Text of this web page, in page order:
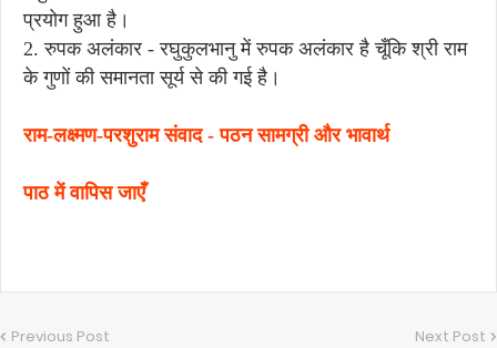
प्रयोग हुआ है।
2. रुपक अलंकार - रघुकुलभानु में रुपक अलंकार है चूँकि श्री राम
के गुणों की समानता सूर्य से की गई है।
राम-लक्ष्मण-परशुराम संवाद - पठन सामग्री और भावार्थ
पाठ में वापिस जाएँ
Previous Post Next Post